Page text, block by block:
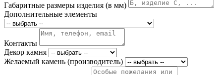
Габаритные размеры изделия (в мм)
Дополнительные элементы
Контакты
Декор камня
Желаемый камень (производитель)